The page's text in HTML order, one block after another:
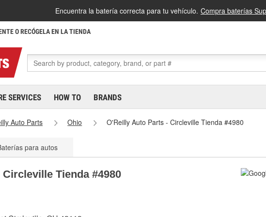
Encuentra la batería correcta para tu vehículo. Compra baterías
O RECÓGELA EN LA TIENDA
SERVICES HOW TO BRANDS
Auto Parts Ohio O'Reilly Auto Parts - Circleville Tienda #4980
para autos
Tienda #4980